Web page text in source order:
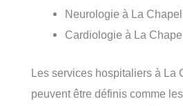
Neurologie à La
Cardiologie à La
Les services hospitaliers à La
peuvent être définis comme